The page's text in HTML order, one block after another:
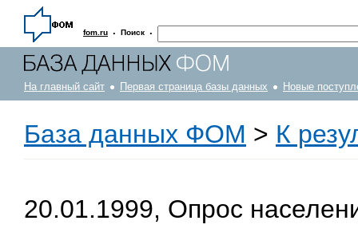
fom.ru · Поиск ·
На главный сайт Первая страница базы данных Новые
База данных ФОМ > К
20.01.1999, Опрос